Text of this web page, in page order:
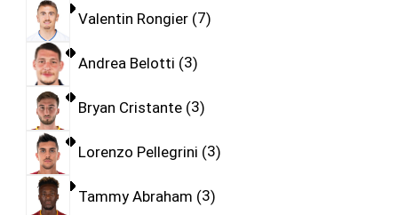
Valentin Rongier 7
Andrea Belotti 3
Bryan Cristante 3
Lorenzo Pellegrini 3
Tammy Abraham 3